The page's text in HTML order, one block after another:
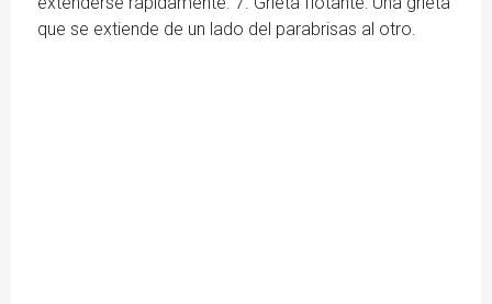
que se extiende de un lado del parabrisas al otro.